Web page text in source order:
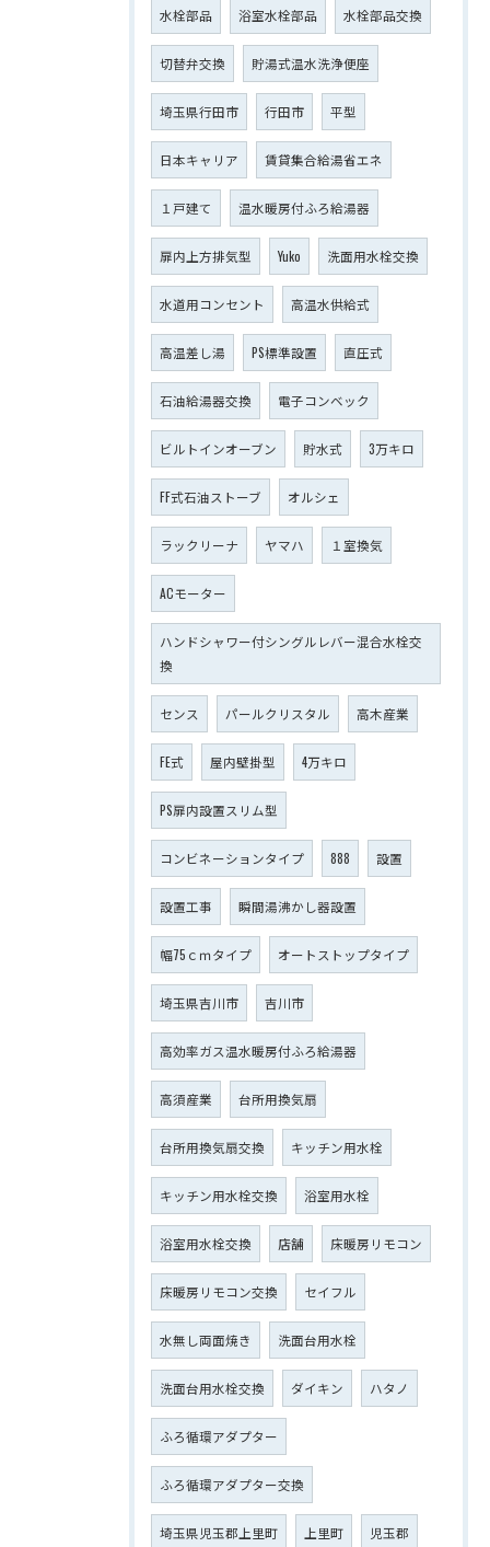
水栓部品 浴室水栓部品 水栓部品交換
切替弁交換 貯湯式温水洗浄便座
埼玉県行田市 行田市 平型
日本キャリア 賃貸集合給湯省エネ
１戸建て 温水暖房付ふろ給湯器
扉内上方排気型 Yuko 洗面用水栓交換
水道用コンセント 高温水供給式
高温差し湯 PS標準設置 直圧式
石油給湯器交換 電子コンベック
ビルトインオーブン 貯水式 3万キロ
FF式石油ストーブ オルシェ
ラックリーナ ヤマハ １室換気
ACモーター
ハンドシャワー付シングルレバー混合水栓交
換
センス パールクリスタル 高木産業
FE式 屋内壁掛型 4万キロ
PS扉内設置スリム型
コンビネーションタイプ 888 設置
設置工事 瞬間湯沸かし器設置
幅75ｃｍタイプ オートストップタイプ
埼玉県吉川市 吉川市
高効率ガス温水暖房付ふろ給湯器
高須産業 台所用換気扇
台所用換気扇交換 キッチン用水栓
キッチン用水栓交換 浴室用水栓
浴室用水栓交換 店舗 床暖房リモコン
床暖房リモコン交換 セイフル
水無し両面焼き 洗面台用水栓
洗面台用水栓交換 ダイキン ハタノ
ふろ循環アダプター
ふろ循環アダプター交換
埼玉県児玉郡上里町 上里町 児玉郡